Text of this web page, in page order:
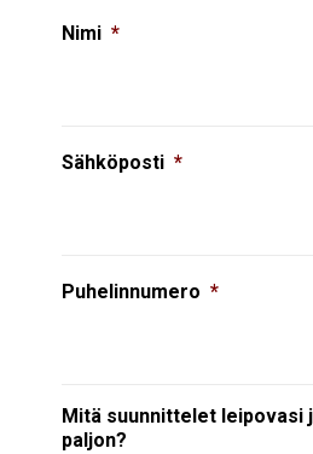
Nimi *
Sähköposti *
Puhelinnumero *
Mitä suunnittelet leipovasi
paljon?